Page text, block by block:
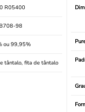
R05400
98
ou 99,95%
tântalo, fita de tântalo